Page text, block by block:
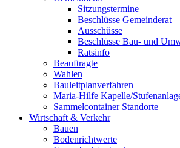
Sitzungstermine
Beschlüsse Gemeinderat
Ausschüsse
Beschlüsse Bau- und
Ratsinfo
Beauftragte
Wahlen
Bauleitplanverfahren
Maria-Hilfe Kapelle/
Sammelcontainer Standorte
Wirtschaft & Verkehr
Bauen
Bodenrichtwerte